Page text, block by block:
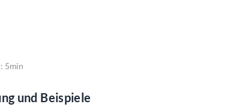
5min
und Beispiele